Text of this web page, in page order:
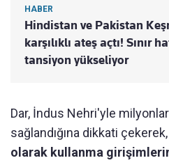
HABER
Hindistan ve Pakistan
karşılıklı ateş açtı! Sınır
tansiyon yükseliyor
Dar, İndus Nehri'yle
sağlandığına dikkati
olarak kullanma